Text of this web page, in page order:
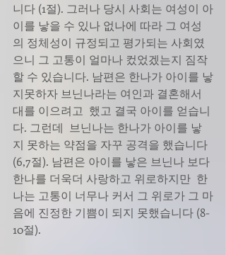
니다 (1절). 그러나 당시 사회는 여성이 아
이를 낳을 수 있나 없나에 따라 그 여성
의 정체성이 규정되고 평가되는 사회였
으니 그 고통이 얼마나 컸었겠는지 짐작
할 수 있습니다. 남편은 한나가 아이를 낳
지못하자 브닌나라는 여인과 결혼해서
대를 이으려고  했고 결국 아이를 얻습니
다. 그런데  브닌나는 한나가 아이를 낳
지 못하는 약점을 자꾸 공격을 했습니다
(6,7절). 남편은 아이를 낳은 브닌나 보다
한나를 더욱더 사랑하고 위로하지만  한
나는 고통이 너무나 커서 그 위로가 그 마
음에 진정한 기쁨이 되지 못했습니다 (8-
10절).